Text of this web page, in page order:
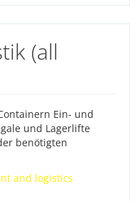
(all
Ein- und
und Lagerlifte
benötigten
and logistics